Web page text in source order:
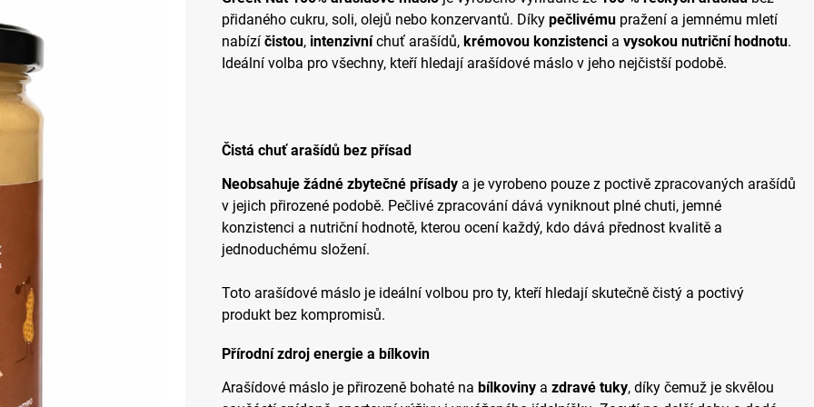
přidaného cukru, soli, olejů nebo konzervantů. Díky pečlivému pražení a jemnému mletí
nabízí čistou, intenzivníchuť arašídů, krémovou konzistenci a vysokou nutriční hodnotu.
Ideální volba pro všechny, kteří hledají arašídové máslo v jeho nejčistší podobě.
Čistá chuť arašídů bez přísad
Neobsahuje žádné zbytečné přísady a je vyrobeno pouze z poctivě zpracovaných arašídů
v jejich přirozené podobě. Pečlivé zpracování dává vyniknout plné chuti, jemné
konzistenci a nutriční hodnotě, kterou ocení každý, kdo dává přednost kvalitě a
jednoduchému složení.
Toto arašídové máslo je ideální volbou pro ty, kteří hledají skutečně čistý a poctivý
produkt bez kompromisů.
Přírodní zdroj energie a bílkovin
Arašídové máslo je přirozeně bohaté na bílkoviny a zdravé tuky, díky čemuž je skvělou